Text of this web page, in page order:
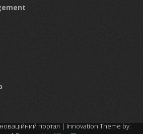
портал | Innovation Theme by: